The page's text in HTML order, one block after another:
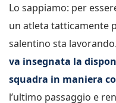
Lo sappiamo: per
un atleta tatticamente
salentino sta
va insegnata la
squadra in maniera
l’ultimo passaggio e